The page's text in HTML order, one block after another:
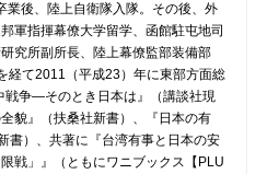
業後、陸上自衛隊入隊。その後、外
軍指揮幕僚大学留学、函館駐屯地司
究所副所長、陸上幕僚監部装備部
経て2011（平成23）年に東部方面総
戦争―そのとき日本は』（講談社現
貌』（扶桑社新書）、『日本の有
書）、共著に『台湾有事と日本の安
戦」』（ともにワニブックス【PLU